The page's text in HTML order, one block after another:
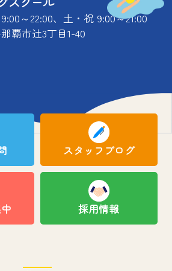
～22:00、土・祝 9:00～21:00
覇市辻3丁目1-40
スタッフブログ
採用情報